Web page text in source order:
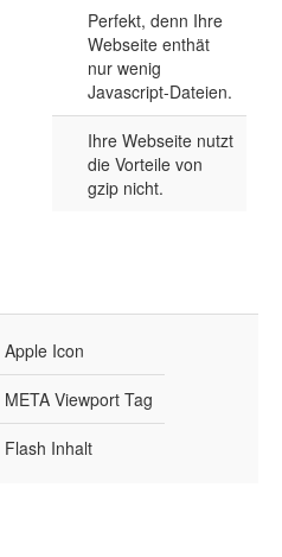
Perfekt, denn Ihre
Webseite enthät
nur wenig
Javascript-Dateien.
Ihre Webseite nutzt
die Vorteile von
gzip nicht.
Apple Icon
META Viewport Tag
Flash Inhalt